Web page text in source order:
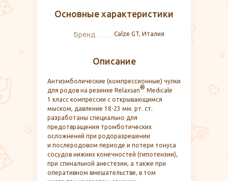
Описание
Антиэмболические (компрессионные) чулки
для родов на резинке Relaxsan® Medicale
1 класс компрессии с открывающимся
мыском, давление 18-23 мм. рт. ст.
разработаны специально для
предотвращения тромботических
осложнений при родоразрешении
и послеродовом периоде и потери тонуса
сосудов нижних конечностей (гипотензии),
при спинальной анестезии, а также при
оперативном вмешательстве, в том
Основные характеристики
Бренд Calze GT, Италия